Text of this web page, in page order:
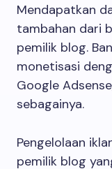
Mendapatkan
tambahan dari
pemilik blog.
monetisasi
Google
sebagainya.
Pengelolaan
pemilik blog